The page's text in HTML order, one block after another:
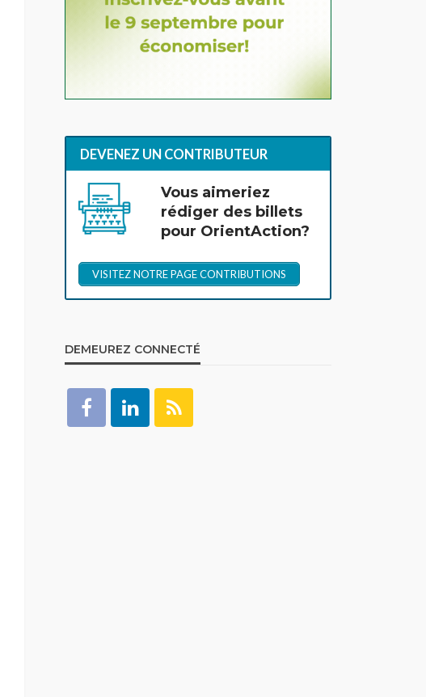
DEVENEZ UN CONTRIBUTEUR
Vous aimeriez
rédiger des billets
pour OrientAction?
VISITEZ NOTRE PAGE CONTRIBUTIONS
DEMEUREZ CONNECTÉ